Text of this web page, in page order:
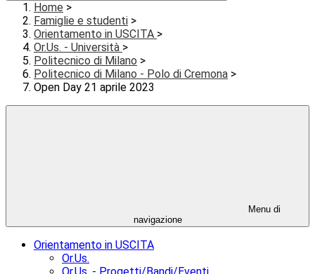
Home >
Famiglie e studenti >
Orientamento in USCITA >
Or.Us. - Università >
Politecnico di Milano >
Politecnico di Milano - Polo di Cremona >
Open Day 21 aprile 2023
Menu di
navigazione
Orientamento in USCITA
Or.Us.